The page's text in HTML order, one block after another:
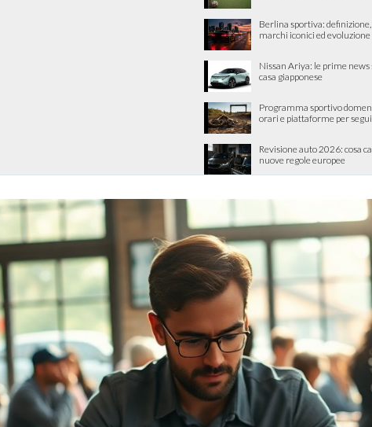
Berlina sportiva:
marchi iconici ed
Nissan Ariya: le prime news
casa giapponese
Programma sportivo
orari e piattaforme per
Revisione auto 2026: cosa
nuove regole europee